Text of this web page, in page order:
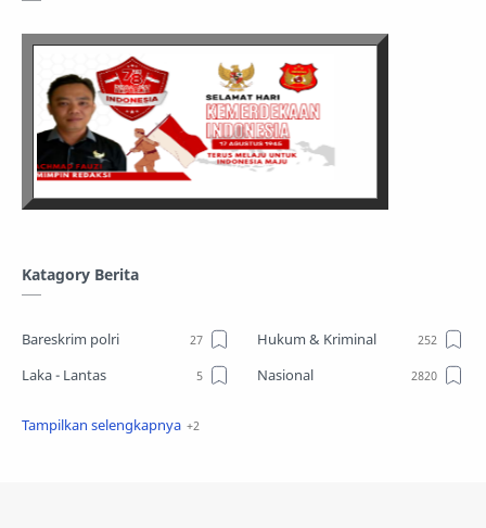
Katagory Berita
Bareskrim polri
Hukum & Kriminal
Laka - Lantas
Nasional